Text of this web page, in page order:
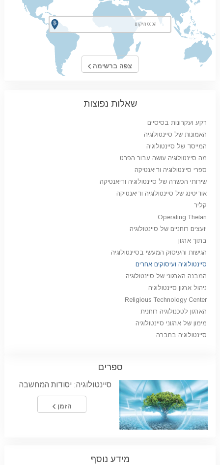
צפה ברשימה
שאלות נפוצות
רקע ועקרונות בסיסיים
האמונות של סיינטולוגיה
המייסד של סיינטולוגיה
מה סיינטולוגיה עושה עבור הפרט
ספרי סיינטולוגיה ודיאנטיקה
שירותי הכשרה של סיינטולוגיה ודיאנטיקה
אודיטינג של סיינטולוגיה ודיאנטיקה
קליר
Operating Thetan
יועצים רוחניים של סיינטולוגיה
בתוך ארגון
הגישות והעיסוק המעשי בסיינטולוגיה
סיינטולוגיה ועיסוקים אחרים
המבנה הארגוני של סיינטולוגיה
ניהול ארגון סיינטולוגיה
Religious Technology Center
הארגון לטכנולוגיה רוחנית
מימון של ארגוני סיינטולוגיה
סיינטולוגיה בחברה
ספרים
סיינטולוגיה: יסודות המחשבה
הזמן
מידע נוסף